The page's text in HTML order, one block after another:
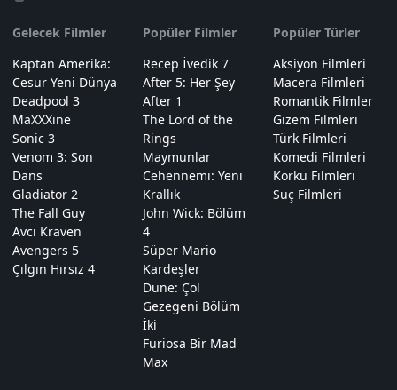
Gelecek Filmler
Kaptan Amerika:
Cesur Yeni Dünya
Deadpool 3
MaXXXine
Sonic 3
Venom 3: Son
Dans
Gladiator 2
The Fall Guy
Avcı Kraven
Avengers 5
Çılgın Hırsız 4
Popüler Filmler
Recep İvedik 7
After 5: Her Şey
After 1
The Lord of the
Rings
Maymunlar
Cehennemi: Yeni
Krallık
John Wick: Bölüm
4
Süper Mario
Kardeşler
Dune: Çöl
Gezegeni Bölüm
İki
Furiosa Bir Mad
Max
Popüler Türler
Aksiyon Filmleri
Macera Filmleri
Romantik Filmler
Gizem Filmleri
Türk Filmleri
Komedi Filmleri
Korku Filmleri
Suç Filmleri